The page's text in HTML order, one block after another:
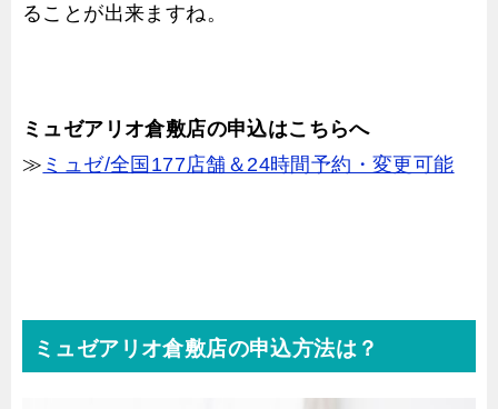
ることが出来ますね。
ミュゼアリオ倉敷店の申込はこちらへ
≫ ミュゼ/全国177店舗＆24時間予約・変更可能
ミュゼアリオ倉敷店の申込方法は？